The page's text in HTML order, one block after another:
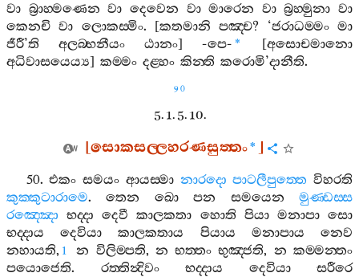
වා බ්‍රාහ‍්මණෙන වා දෙවෙන වා මාරෙන වා බ්‍රහ‍්මුනා වා
කෙනචි වා ලොකස‍්මිං. [කතමානි පඤ‍්ච? ‘ජරාධම‍්මං මා
ජීරී’ති අලබ‍්භනීයං ඨානං] -පෙ- * [අසොචමානො
අධිවාසයෙය්‍ය] කම‍්මං දළ‍්හං කින‍්ති කරොමි’දානීති.
90
5. 1. 5. 10.
[සොකසල‍්ලහරණසුත‍්තං* ]
50.එකං සමයං ආයස‍්මා නාරදො පාටලීපුත‍්තෙ විහරති
කුක‍්කුටාරාමෙ.තෙන ඛො පන සමයෙන
මුණ‍්ඩස‍්ස
රඤ‍්ඤො භද‍්දා දෙවී කාලකතා හොති පියා මනාපා සො
භද‍්දාය
දෙවියා කාලකතාය පියාය මනාපාය
නෙව
නහායති, 1 න විලිම‍්පති, න භත‍්තං භුඤ‍්ජති, න කම‍්මන‍්තං
පයොජෙති. රත‍්තින්‍දිවං භද‍්දාය දෙවියා
සරීරෙ